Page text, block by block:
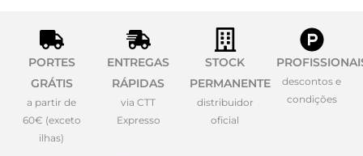
PORTES
GRÁTIS
a partir de
60€ (exceto
ilhas)
ENTREGAS
RÁPIDAS
via CTT
Expresso
STOCK
PERMANENTE
distribuidor
oficial
descontos e
condições